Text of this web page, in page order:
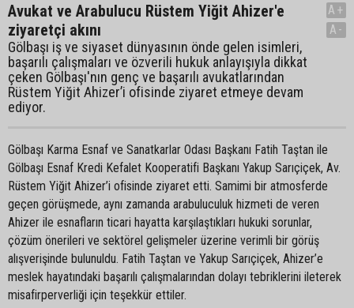
Avukat ve Arabulucu Rüstem Yiğit Ahizer'e
ziyaretçi akını
Gölbaşı iş ve siyaset dünyasının önde gelen isimleri,
başarılı çalışmaları ve özverili hukuk anlayışıyla dikkat
çeken Gölbaşı'nın genç ve başarılı avukatlarından
Rüstem Yiğit Ahizer’i ofisinde ziyaret etmeye devam
ediyor.
A+
A-
Gölbaşı Karma Esnaf ve Sanatkarlar Odası Başkanı Fatih Taştan ile
Gölbaşı Esnaf Kredi Kefalet Kooperatifi Başkanı Yakup Sarıçiçek, Av.
Rüstem Yiğit Ahizer’i ofisinde ziyaret etti. Samimi bir atmosferde
geçen görüşmede, aynı zamanda arabuluculuk hizmeti de veren
Ahizer ile esnafların ticari hayatta karşılaştıkları hukuki sorunlar,
çözüm önerileri ve sektörel gelişmeler üzerine verimli bir görüş
alışverişinde bulunuldu. Fatih Taştan ve Yakup Sarıçiçek, Ahizer’e
meslek hayatındaki başarılı çalışmalarından dolayı tebriklerini ileterek
misafirperverliği için teşekkür ettiler.